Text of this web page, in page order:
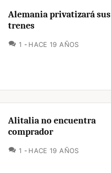
Alemania privatizará sus
trenes
1 COMENTARIOS
HACE 19 AÑOS
Alitalia no encuentra
comprador
1 COMENTARIOS
HACE 19 AÑOS